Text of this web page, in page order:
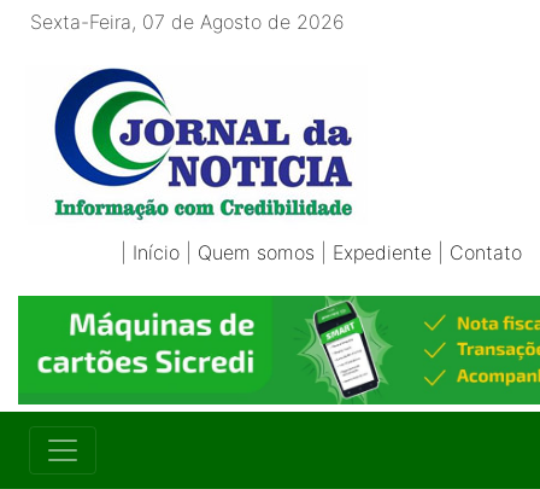
Sexta-Feira, 07 de Agosto de 2026
Início Quem somos Expediente Contato